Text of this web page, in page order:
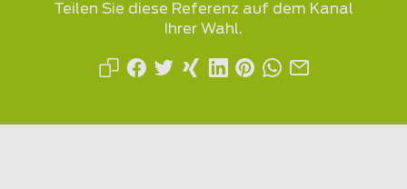
Teilen Sie diese Referenz auf dem Kanal
Ihrer Wahl.